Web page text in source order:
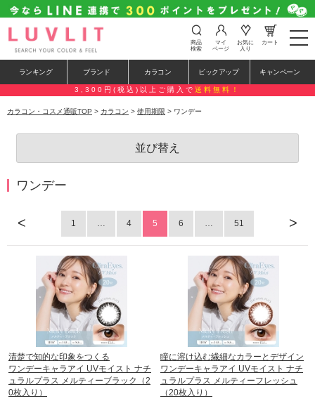
t
o
e
n
t
商品
検索
マイ
ページ
お気に
入り
カート
ランキング ブランド カラコン ピックアップ キャンペーン
3,300円(税込)以上ご購入で 送料無料！
カラコン・コスメ通販TOP > カラコン > 使用期限 > ワンデー
並び替え
ワンデー
< >
1 … 4 5 6 … 51
清楚で知的な印象をつくる
ワンデーキャラアイ UVモイスト ナチ
ュラルプラス メルティーブラック（2
0枚入り）
瞳に溶け込む繊細なカラーとデザイン
ワンデーキャラアイ UVモイスト ナチ
ュラルプラス メルティーフレッシュ
（20枚入り）